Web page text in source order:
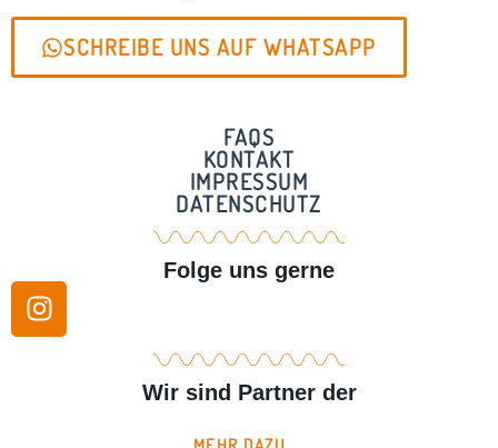
SCHREIBE UNS AUF WHATSAPP
FAQS
KONTAKT
IMPRESSUM
DATENSCHUTZ
Folge uns gerne
Wir sind Partner der